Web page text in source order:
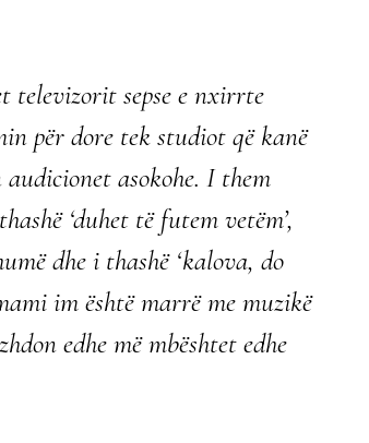
televizorit sepse e nxirrte
për dore tek studiot që kanë
asokohe. I them
‘duhet të futem vetëm’,
dhe i thashë ‘kalova, do
im është marrë me muzikë
edhe më mbështet edhe